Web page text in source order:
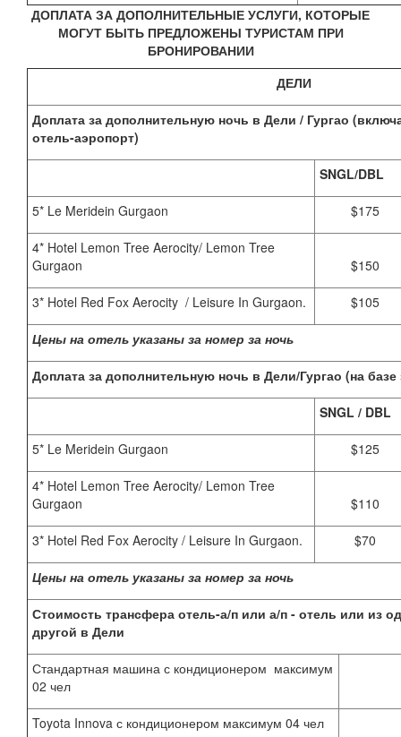
ДОПЛАТА ЗА ДОПОЛНИТЕЛЬНЫЕ УСЛУГИ, КОТОРЫЕ
МОГУТ БЫТЬ ПРЕДЛОЖЕНЫ ТУРИСТАМ ПРИ
БРОНИРОВАНИИ
ДЕЛИ
Доплата за дополнительную ночь в Дели / Гургао
отель-аэропорт)
SNGL/DBL
5* Le Meridein Gurgaon $175
4* Hotel Lemon Tree Aerocity/ Lemon Tree
Gurgaon
$150
3* Hotel Red Fox Aerocity / Leisure In Gurgaon. $105
Цены на отель указаны за номер за ночь
Доплата за дополнительную ночь в Дели/Гургао (на базе
SNGL / DBL
5* Le Meridein Gurgaon $125
4* Hotel Lemon Tree Aerocity/ Lemon Tree
Gurgaon
$110
3* Hotel Red Fox Aerocity / Leisure In Gurgaon. $70
Цены на отель указаны за номер за ночь
Стоимость трансфера отель-а/п или а/п - отель или из
другой в Дели
Стандартная машина с кондиционером максимум
02 чел
Toyota Innova с кондиционером максимум 04 чел